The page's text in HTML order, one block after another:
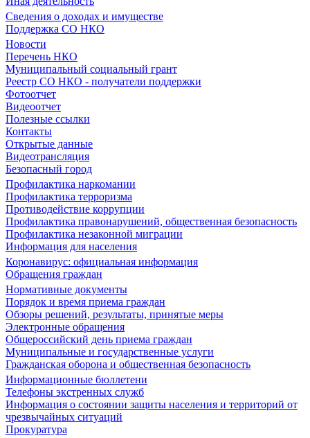
Сведения о доходах и имуществе
Поддержка СО НКО
Новости
Перечень НКО
Муниципальный социальный грант
Реестр СО НКО - получатели поддержки
Фотоотчет
Видеоотчет
Полезные ссылки
Контакты
Открытые данные
Видеотрансляция
Безопасный город
Профилактика наркомании
Профилактика терроризма
Противодействие коррупции
Профилактика правонарушений, общественная безопасность
Профилактика незаконной миграции
Информация для населения
Коронавирус: официальная информация
Обращения граждан
Нормативные документы
Порядок и время приема граждан
Обзоры решений, результаты, принятые меры
Электронные обращения
Общероссийский день приема граждан
Муниципальные и государственные услуги
Гражданская оборона и общественная безопасность
Информационные бюллетени
Телефоны экстренных служб
Информация о состоянии защиты населения и территорий от
чрезвычайных ситуаций
Прокуратура